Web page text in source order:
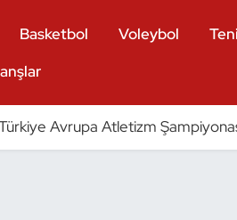
Basketbol Voleybol
Avrupa Atletizm